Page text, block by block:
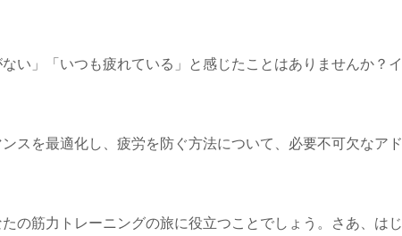
い」「いつも疲れている」と感じたことはありませんか？イ
スを最適化し、疲労を防ぐ方法について、必要不可欠なアド
の筋力トレーニングの旅に役立つことでしょう。さあ、はじ